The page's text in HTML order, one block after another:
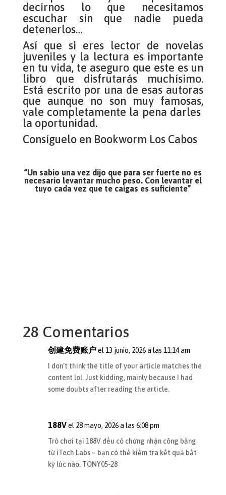
decirnos lo que necesitamos
escuchar sin que nadie pueda
detenerlos…
Así que si eres lector de novelas
juveniles y la lectura es importante
en tu vida, te aseguro que este es un
libro que disfrutarás muchísimo.
Está escrito por una de esas autoras
que aunque no son muy famosas,
vale completamente la pena darles
la oportunidad.
Consíguelo en Bookworm Los Cabos
“Un sabio una vez dijo que para ser fuerte no es
necesario levantar mucho peso. Con levantar el
tuyo cada vez que te caigas es suficiente”
28 Comentarios
创建免费账户 el 13 junio, 2026 a las 11:14 am
I don’t think the title of your article matches the
content lol. Just kidding, mainly because I had
some doubts after reading the article.
188V el 28 mayo, 2026 a las 6:08 pm
Trò chơi tại 188Vđều có chứng nhận công bằng
từ iTech Labs – bạn có thể kiểm tra kết quả bất
kỳ lúc nào. TONY05-28